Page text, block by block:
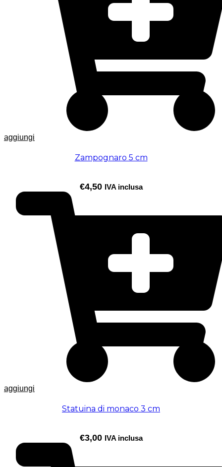
aggiungi
Zampognaro 5 cm
€4,50 IVA inclusa
aggiungi
Statuina di monaco 3 cm
€3,00 IVA inclusa